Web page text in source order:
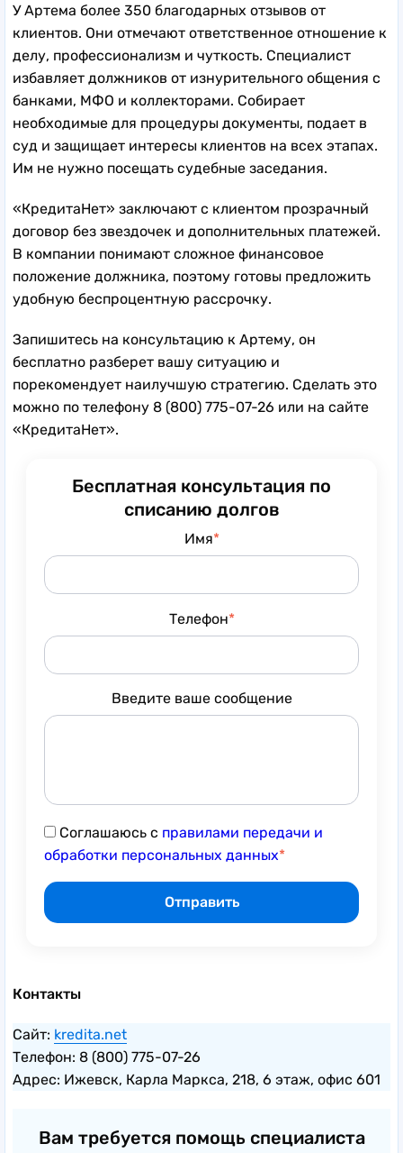
У Артема более 350 благодарных отзывов от
клиентов. Они отмечают ответственное отношение к
делу, профессионализм и чуткость. Специалист
избавляет должников от изнурительного общения с
банками, МФО и коллекторами. Собирает
необходимые для процедуры документы, подает в
суд и защищает интересы клиентов на всех этапах.
Им не нужно посещать судебные заседания.
«КредитаНет» заключают с клиентом прозрачный
договор без звездочек и дополнительных платежей.
В компании понимают сложное финансовое
положение должника, поэтому готовы предложить
удобную беспроцентную рассрочку.
Запишитесь на консультацию к Артему, он
бесплатно разберет вашу ситуацию и
порекомендует наилучшую стратегию. Сделать это
можно по телефону 8 (800) 775-07-26 или на сайте
«КредитаНет».
Бесплатная консультация по
списанию долгов
Имя
Телефон
Введите ваше сообщение
Соглашаюсь с правилами передачи и
обработки персональных данных
Контакты
Сайт: kredita.net
Телефон: 8 (800) 775-07-26
Адрес: Ижевск, Карла Маркса, 218, 6 этаж, офис 601
Вам требуется помощь специалиста